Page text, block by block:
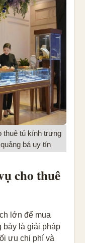
thuê tủ kính trưng
bá uy tín
cho thuê
lớn để mua
bày là giải pháp
ưu chi phí và